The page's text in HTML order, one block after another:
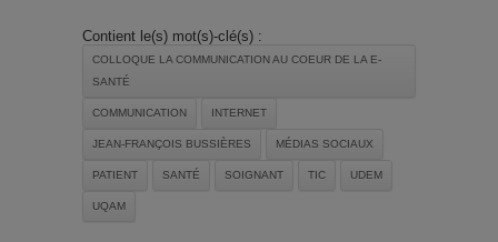
Contient le(s) mot(s)-clé(s) :
COLLOQUE LA COMMUNICATION AU COEUR DE LA E-
SANTÉ
COMMUNICATION INTERNET
JEAN-FRANÇOIS BUSSIÈRES MÉDIAS SOCIAUX
PATIENT SANTÉ SOIGNANT TIC UDEM
UQAM